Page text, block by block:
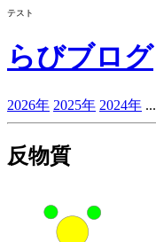
テスト
らびブログ
2026年 2025年 2024年 ...
反物質